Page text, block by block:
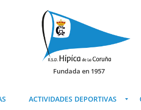
Fundada en 1957
ACTIVIDADES DEPORTIVAS